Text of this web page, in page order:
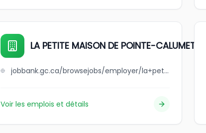
LA PETITE MAISON DE POINTE-CALUMET
jobbank.gc.ca/browsejobs/employer/la+petite+maison+de+pointe-calumet/ca
Voir les emplois et détails